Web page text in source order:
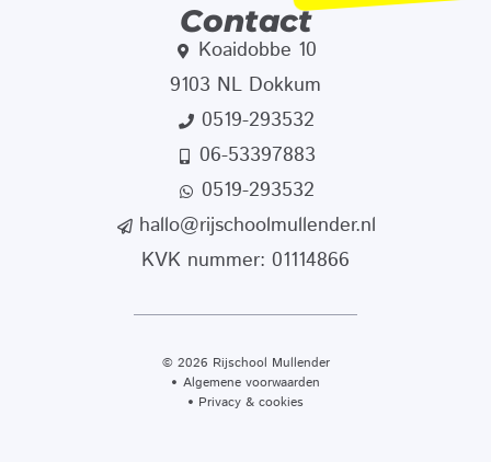
Contact
Koaidobbe 10
9103 NL Dokkum
0519-293532
06-53397883
0519-293532
hallo@rijschoolmullender.nl
KVK nummer: 01114866
© 2026 Rijschool Mullender
Algemene voorwaarden
Privacy & cookies